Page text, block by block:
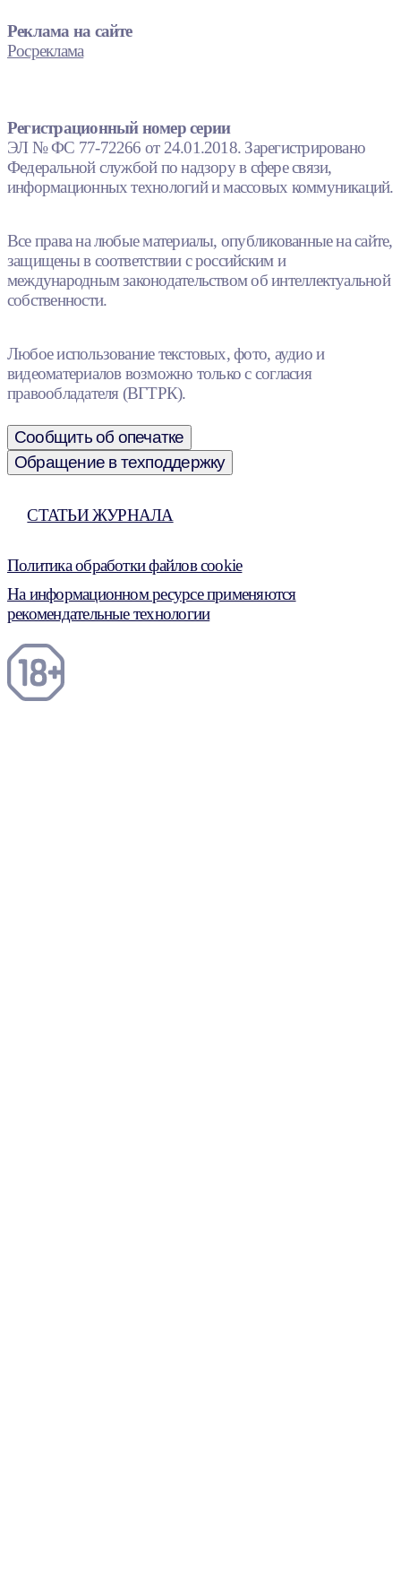
Реклама на сайте
Росреклама
Регистрационный номер серии
ЭЛ № ФС 77-72266 от 24.01.2018. Зарегистрировано
Федеральной службой по надзору в сфере связи,
информационных технологий и массовых коммуникаций.
Все права на любые материалы, опубликованные на сайте,
защищены в соответствии с российским и
международным законодательством об интеллектуальной
собственности.
Любое использование текстовых, фото, аудио и
видеоматериалов возможно только с согласия
правообладателя (ВГТРК).
Сообщить об опечатке
Обращение в техподдержку
СТАТЬИ ЖУРНАЛА
Политика обработки файлов cookie
На информационном ресурсе применяются
рекомендательные технологии